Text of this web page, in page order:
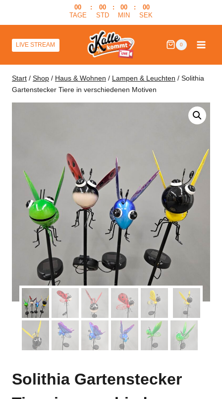
00
TAGE
:
00
STD
:
00
MIN
:
00
SEK
LIVE STREAM 0
Start / Shop / Haus & Wohnen / Lampen & Leuchten / Solithia
Gartenstecker Tiere in verschiedenen Motiven
Solithia Gartenstecker